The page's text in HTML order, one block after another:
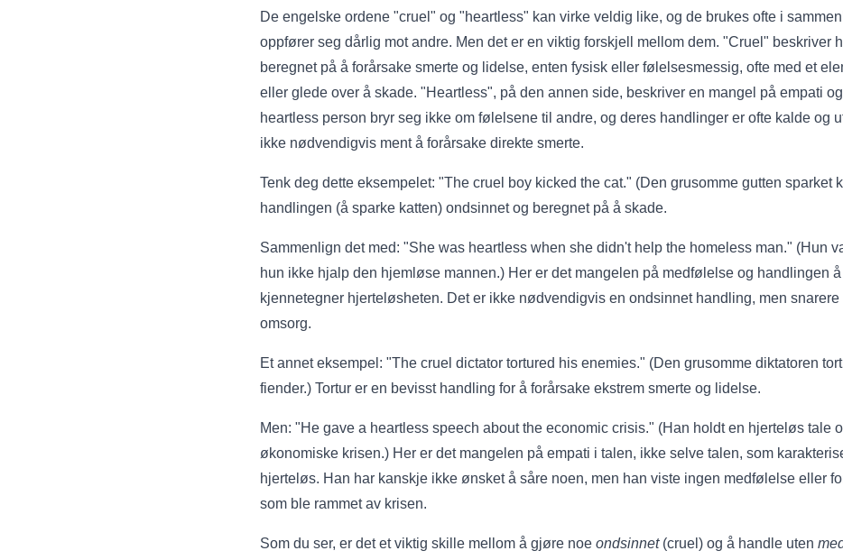
De engelske ordene "cruel" og "heartless" kan virke veldig like, og de brukes ofte i
oppfører seg dårlig mot andre. Men det er en viktig forskjell mellom dem. "Cruel" beskriver
beregnet på å forårsake smerte og lidelse, enten fysisk eller følelsesmessig, ofte med et
eller glede over å skade. "Heartless", på den annen side, beskriver en mangel på empati
heartless person bryr seg ikke om følelsene til andre, og deres handlinger er ofte kalde og
ikke nødvendigvis ment å forårsake direkte smerte.
Tenk deg dette eksempelet: "The cruel boy kicked the cat." (Den grusomme gutten sparket
handlingen (å sparke katten) ondsinnet og beregnet på å skade.
Sammenlign det med: "She was heartless when she didn't help the homeless man." (Hun
hun ikke hjalp den hjemløse mannen.) Her er det mangelen på medfølelse og handlingen å
kjennetegner hjerteløsheten. Det er ikke nødvendigvis en ondsinnet handling, men
omsorg.
Et annet eksempel: "The cruel dictator tortured his enemies." (Den grusomme diktatoren
fiender.) Tortur er en bevisst handling for å forårsake ekstrem smerte og lidelse.
Men: "He gave a heartless speech about the economic crisis." (Han holdt en hjerteløs tale
økonomiske krisen.) Her er det mangelen på empati i talen, ikke selve talen, som
hjerteløs. Han har kanskje ikke ønsket å såre noen, men han viste ingen medfølelse eller
som ble rammet av krisen.
Som du ser, er det et viktig skille mellom å gjøre noe ondsinnet(cruel) og å handle uten